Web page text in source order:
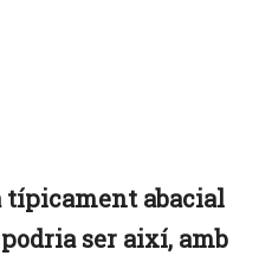
típicament abacial
ser així, amb